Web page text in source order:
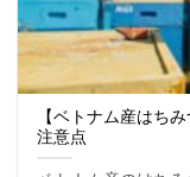
【ベトナム産はち
注意点